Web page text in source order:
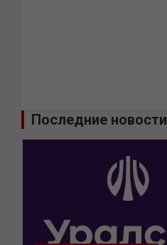
Последние новости